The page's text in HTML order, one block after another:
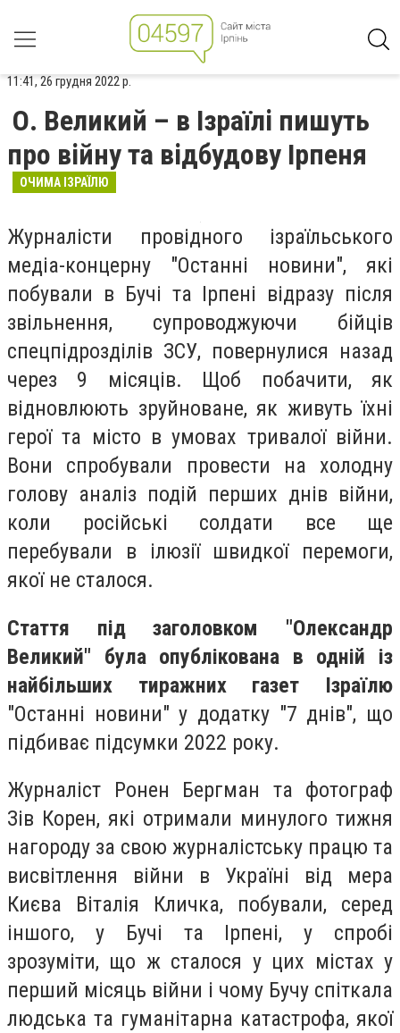
11:41, 26 грудня 2022 р.
О. Великий – в Ізраїлі пишуть
про війну та відбудову Ірпеня
ОЧИМА ІЗРАЇЛЮ
Журналісти провідного ізраїльського
медіа-концерну "Останні новини", які
побували в Бучі та Ірпені відразу після
звільнення, супроводжуючи бійців
спецпідрозділів ЗСУ, повернулися назад
через 9 місяців. Щоб побачити, як
відновлюють зруйноване, як живуть їхні
герої та місто в умовах тривалої війни.
Вони спробували провести на холодну
голову аналіз подій перших днів війни,
коли російські солдати все ще
перебували в ілюзії швидкої перемоги,
якої не сталося.
Стаття під заголовком "Олександр
Великий" була опублікована в одній із
найбільших тиражних газет Ізраїлю
"Останні новини" у додатку "7 днів", що
підбиває підсумки 2022 року.
Журналіст Ронен Бергман та фотограф
Зів Корен, які отримали минулого тижня
нагороду за свою журналістську працю та
висвітлення війни в Україні від мера
Києва Віталія Кличка, побували, серед
іншого, у Бучі та Ірпені, у спробі
зрозуміти, що ж сталося у цих містах у
перший місяць війни і чому Бучу спіткала
людська та гуманітарна катастрофа, якої